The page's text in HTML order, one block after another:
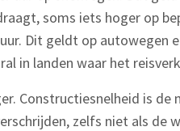
soms iets hoger op
Dit geldt op autowegen
in landen waar het
Constructiesnelheid is de
zelfs niet als de